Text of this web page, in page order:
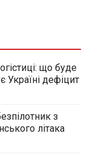
що буде
Україні дефіцит
з
літака